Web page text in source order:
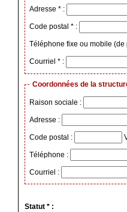
Adresse * :
Code postal * :
Téléphone fixe ou mobile
Courriel * :
Coordonnées de la
Raison sociale :
Adresse :
Code postal :
Téléphone :
Courriel :
Statut * :